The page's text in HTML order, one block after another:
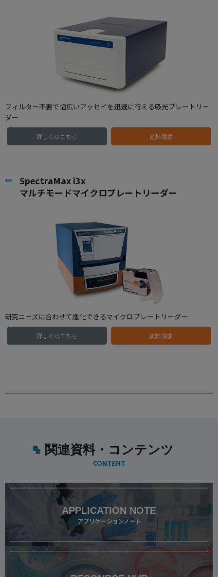
フィルター不要で幅広いアッセイを迅速に行える吸光プレートリー
ダー
詳しくはこちら 資料請求
SpectraMax i3x
マルチモードマイクロプレートリーダー
研究ニーズに合わせて進化できるマイクロプレートリーダー
詳しくはこちら 資料請求
関連資料・コンテンツ
CONTENT
APPLICATION NOTE
アプリケーションノート